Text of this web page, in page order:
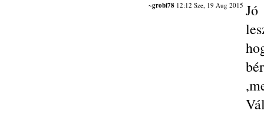
~grobi7812:12 Sze, 19 Aug 2015